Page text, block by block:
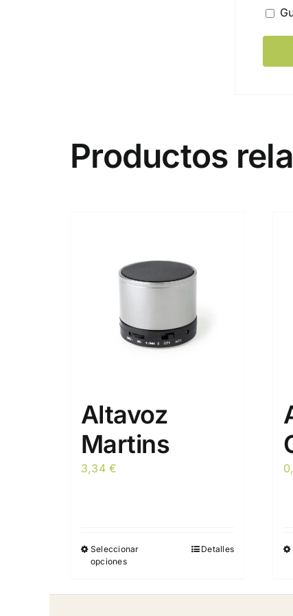
Productos
Altavoz
Martins
3,34€
Seleccionar
opciones
Detalles